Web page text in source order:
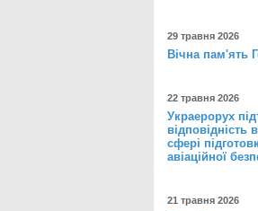
29 травня 2026
Вічна пам'ять
22 травня 2026
Украерорух
відповідність
сфері
авіаційної
21 травня 2026